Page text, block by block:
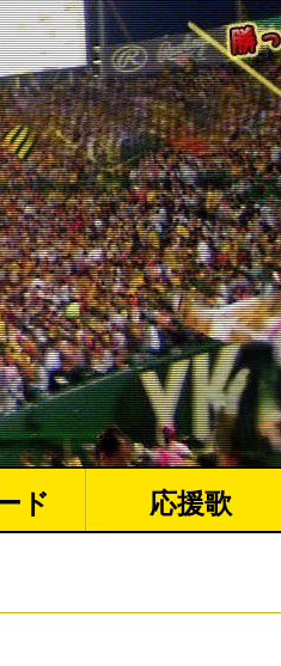
ド 応援歌